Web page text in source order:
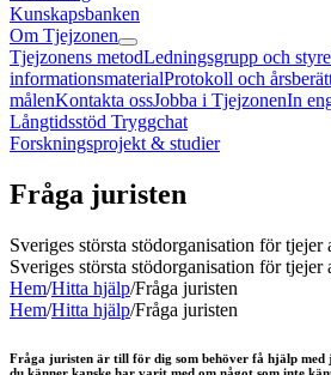
Kunskapsbanken
Om Tjejzonen
Tjejzonens metodLedningsgrupp och
informationsmaterialProtokoll och
målenKontakta ossJobba i TjejzonenIn
Långtidsstöd Tryggchat
Forskningsprojekt & studier
Fråga juristen
Sveriges största stödorganisation för tjejer
Sveriges största stödorganisation för tjejer
Hem/Hitta hjälp/Fråga juristen
Hem/Hitta hjälp/Fråga juristen
Fråga juristen är till för dig som behöver få hjälp